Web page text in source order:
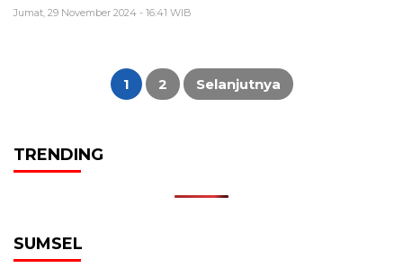
Jumat, 29 November 2024 - 16:41 WIB
Paginasi
1 2 Selanjutnya
TRENDING
SUMSEL